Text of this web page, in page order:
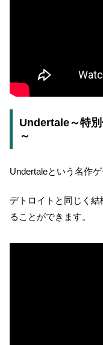
Undertale～特
～
Undertaleという名作ゲ
デトロイトと同じく
ることができます。